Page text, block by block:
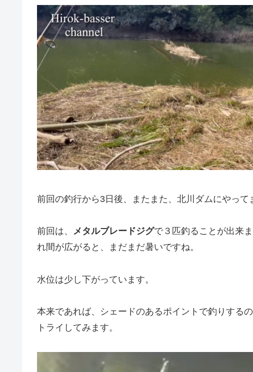
前回の釣行から3日後、またまた、北川ダムにやって
前回は、 メタルブレードジグで３匹釣ることが出来
れ間が広がると、まだまだ暑いですね。
水位は少し下がっています。
本来であれば、シェードのあるポイントで釣りする
トライしてみます。